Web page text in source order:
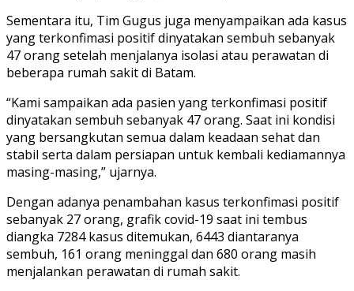
Sementara itu, Tim Gugus juga menyampaikan ada kasus
yang terkonfimasi positif dinyatakan sembuh sebanyak
47 orang setelah menjalanya isolasi atau perawatan di
beberapa rumah sakit di Batam.
“Kami sampaikan ada pasien yang terkonfimasi positif
dinyatakan sembuh sebanyak 47 orang. Saat ini kondisi
yang bersangkutan semua dalam keadaan sehat dan
stabil serta dalam persiapan untuk kembali kediamannya
masing-masing,” ujarnya.
Dengan adanya penambahan kasus terkonfimasi positif
sebanyak 27 orang, grafik covid-19 saat ini tembus
diangka 7284 kasus ditemukan, 6443 diantaranya
sembuh, 161 orang meninggal dan 680 orang masih
menjalankan perawatan di rumah sakit.